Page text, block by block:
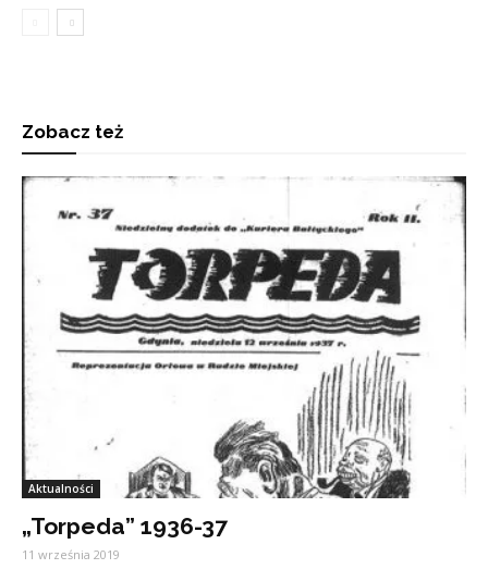
Zobacz też
Aktualności
„Torpeda” 1936-37
11 września 2019